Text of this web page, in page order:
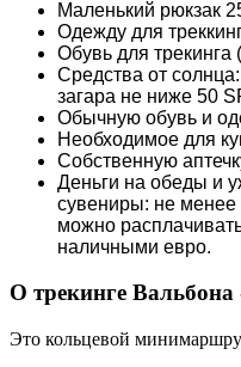
Маленький рюкзак
Одежду для
Обувь для трекинга
Средства от
загара не ниже 50
Обычную обувь и
Необходимое для
Собственную
Деньги на обеды и
сувениры: не менее
можно
наличными евро.
О трекинге Вальбона
Это кольцевой